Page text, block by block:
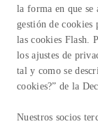
la forma en que se
gestión de cookies
las cookies Flash.
los ajustes de
tal y como se
cookies?” de la
Nuestros socios